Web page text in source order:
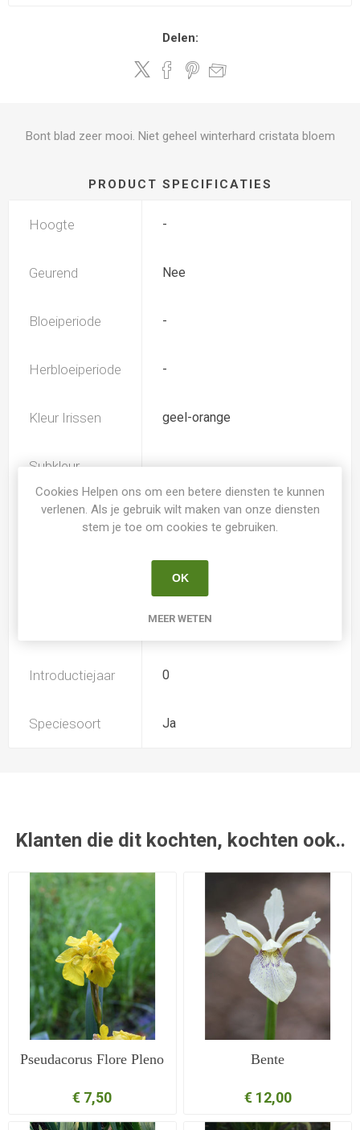
Delen:
Bont blad zeer mooi. Niet geheel winterhard cristata bloem
PRODUCT SPECIFICATIES
Hoogte -
Geurend Nee
Bloeiperiode -
Herbloeiperiode -
Kleur Irissen geel-orange
Subkleur
-
Iris Overig
Thunberg
Introductiejaar 0
Speciesoort Ja
Klanten die dit kochten, kochten ook..
Pseudacorus Flore Pleno
€ 7,50
Bente
€ 12,00
Cookies Helpen ons om een betere diensten te kunnen
verlenen. Als je gebruik wilt maken van onze diensten
stem je toe om cookies te gebruiken.
OK
MEER WETEN